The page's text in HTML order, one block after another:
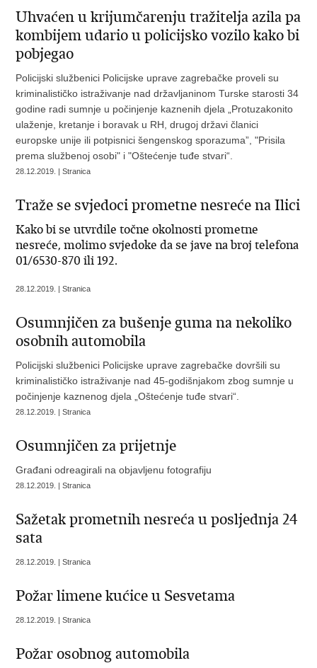
Uhvaćen u krijumčarenju tražitelja azila pa
kombijem udario u policijsko vozilo kako bi
pobjegao
Policijski službenici Policijske uprave zagrebačke proveli su
kriminalističko istraživanje nad državljaninom Turske starosti 34
godine radi sumnje u počinjenje kaznenih djela „Protuzakonito
ulaženje, kretanje i boravak u RH, drugoj državi članici
europske unije ili potpisnici šengenskog sporazuma”, "Prisila
prema službenoj osobi" i "Oštećenje tuđe stvari“.
28.12.2019. | Stranica
Traže se svjedoci prometne nesreće na Ilici
Kako bi se utvrdile točne okolnosti prometne
nesreće, molimo svjedoke da se jave na broj telefona
01/6530-870 ili 192.
28.12.2019. | Stranica
Osumnjičen za bušenje guma na nekoliko
osobnih automobila
Policijski službenici Policijske uprave zagrebačke dovršili su
kriminalističko istraživanje nad 45-godišnjakom zbog sumnje u
počinjenje kaznenog djela „Oštećenje tuđe stvari“.
28.12.2019. | Stranica
Osumnjičen za prijetnje
Građani odreagirali na objavljenu fotografiju
28.12.2019. | Stranica
Sažetak prometnih nesreća u posljednja 24
sata
28.12.2019. | Stranica
Požar limene kućice u Sesvetama
28.12.2019. | Stranica
Požar osobnog automobila